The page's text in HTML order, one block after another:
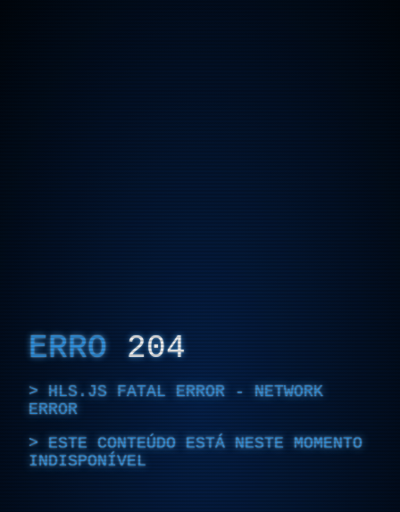
ERRO 204
HLS.JS FATAL ERROR - NETWORK
ERROR
ESTE CONTEÚDO ESTÁ NESTE MOMENTO
INDISPONÍVEL